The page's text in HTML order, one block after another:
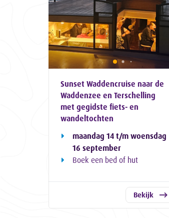
Sunset Waddencruise naar de
Waddenzee en Terschelling
met gegidste fiets- en
wandeltochten
maandag 14 t/m woensdag
16 september
Boek een bed of hut
Bekijk